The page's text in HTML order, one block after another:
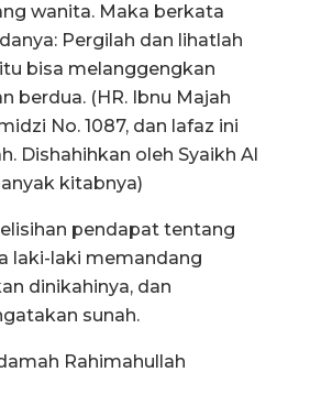
wanita. Maka berkata
Pergilah dan lihatlah
bisa melanggengkan
berdua. (HR. Ibnu Majah
No. 1087, dan lafaz ini
Dishahihkan oleh Syaikh Al
kitabnya)
pendapat tentang
laki-laki memandang
dinikahinya, dan
sunah.
Rahimahullah